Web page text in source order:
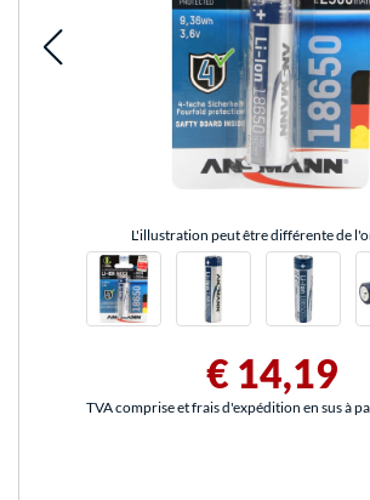
L'illustration peut être différente de
€ 14,19
TVA comprise et frais d'expédition en sus à